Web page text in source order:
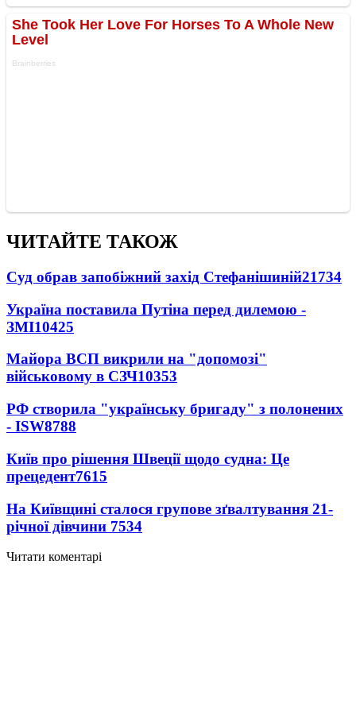
ЧИТАЙТЕ ТАКОЖ
Суд обрав запобіжний захід Стефанішиній21734
Україна поставила Путіна перед дилемою -
ЗМІ10425
Майора ВСП викрили на "допомозі"
військовому в СЗЧ10353
РФ створила "українську бригаду" з полонених
- ISW8788
Київ про рішення Швеції щодо судна: Це
прецедент7615
На Київщині сталося групове зґвалтування 21-
річної дівчини 7534
Читати коментарі